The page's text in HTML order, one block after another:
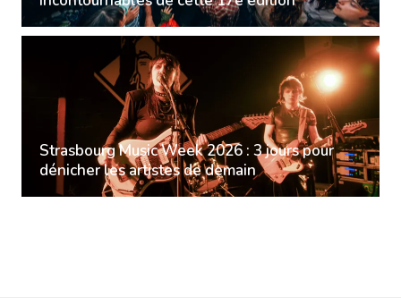
Strasbourg Music Week 2026 : 3 jours pour
dénicher les artistes de demain